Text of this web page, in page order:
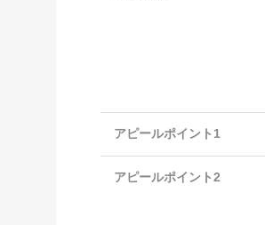
アピールポイント1
アピールポイント2